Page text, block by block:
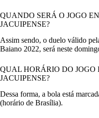
QUANDO SERÁ O JOGO
JACUIPENSE?
Assim sendo, o duelo válido
Baiano 2022, será neste
QUAL HORÁRIO DO JOGO
JACUIPENSE?
Dessa forma, a bola está
(horário de Brasília).